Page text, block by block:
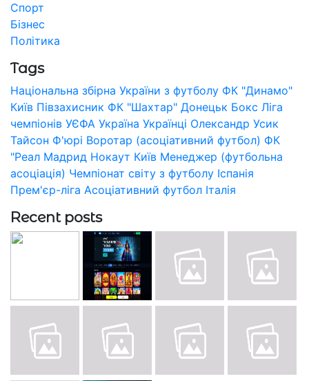
Спорт
Бізнес
Політика
Tags
Національна збірна України з футболу ФК "Динамо"
Київ Півзахисник ФК "Шахтар" Донецьк Бокс Ліга
чемпіонів УЄФА Україна Українці Олександр Усик
Тайсон Ф'юрі Воротар (асоціативний футбол) ФК
"Реал Мадрид Нокаут Київ Менеджер (футбольна
асоціація) Чемпіонат світу з футболу Іспанія
Прем'єр-ліга Асоціативний футбол Італія
Recent posts